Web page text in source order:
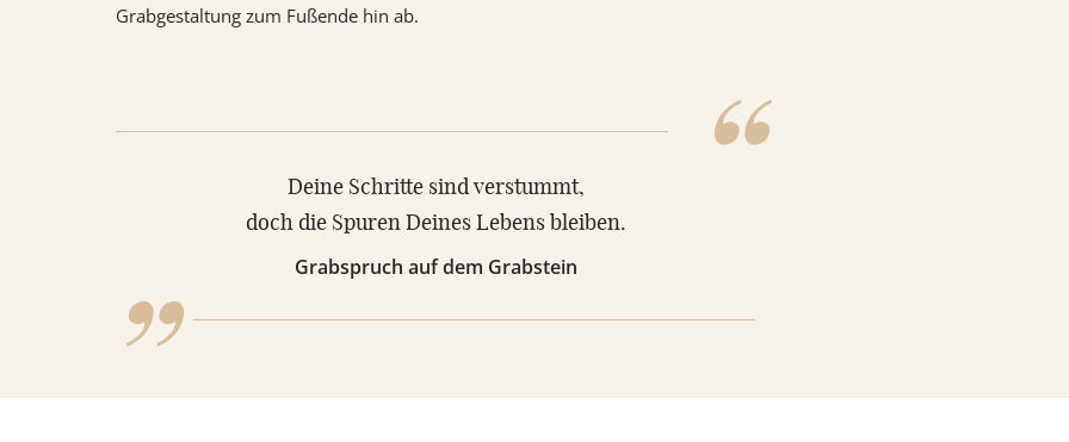
Grabgestaltung zum Fußende hin ab.
“
Deine Schritte sind verstummt,
doch die Spuren Deines Lebens bleiben.
Grabspruch auf dem Grabstein
„